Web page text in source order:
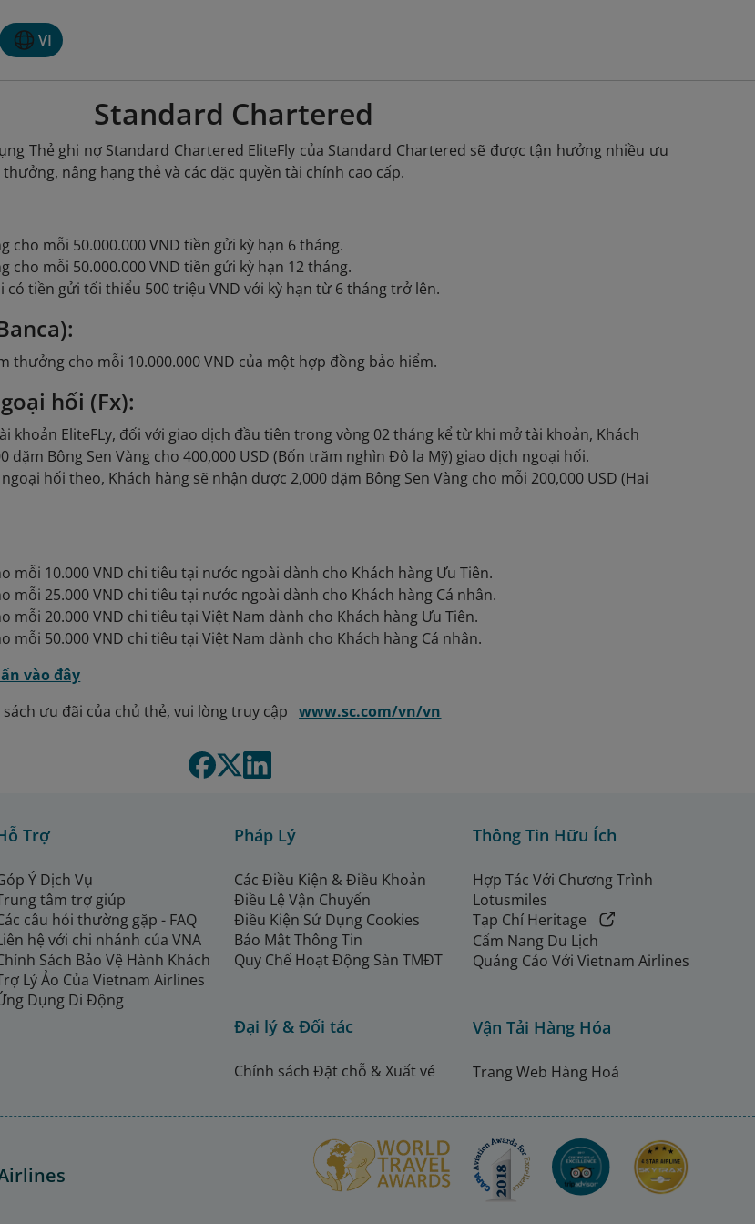
VI
Standard Chartered
Thẻ ghi nợ Standard Chartered EliteFly của Standard Chartered sẽ được tận hưởng nhiều ưu
nâng hạng thẻ và các đặc quyền tài chính cao cấp.
cho mỗi 50.000.000 VND tiền gửi kỳ hạn 6 tháng.
cho mỗi 50.000.000 VND tiền gửi kỳ hạn 12 tháng.
có tiền gửi tối thiểu 500 triệu VND với kỳ hạn từ 6 tháng trở lên.
thưởng cho mỗi 10.000.000 VND của một hợp đồng bảo hiểm.
hối (Fx):
khoản EliteFLy, đối với giao dịch đầu tiên trong vòng 02 tháng kể từ khi mở tài khoản, Khách
dặm Bông Sen Vàng cho 400,000 USD (Bốn trăm nghìn Đô la Mỹ) giao dịch ngoại hối.
hối theo, Khách hàng sẽ nhận được 2,000 dặm Bông Sen Vàng cho mỗi 200,000 USD (Hai
mỗi 10.000 VND chi tiêu tại nước ngoài dành cho Khách hàng Ưu Tiên.
mỗi 25.000 VND chi tiêu tại nước ngoài dành cho Khách hàng Cá nhân.
mỗi 20.000 VND chi tiêu tại Việt Nam dành cho Khách hàng Ưu Tiên.
mỗi 50.000 VND chi tiêu tại Việt Nam dành cho Khách hàng Cá nhân.
vào đây
ưu đãi của chủ thẻ, vui lòng truy cập
www.sc.com/vn/vn
Trợ
Ý Dịch Vụ
tâm trợ giúp
câu hỏi thường gặp - FAQ
hệ với chi nhánh của VNA
Sách Bảo Vệ Hành Khách
Lý Ảo Của Vietnam Airlines
Dụng Di Động
Pháp Lý
Các Điều Kiện & Điều Khoản
Điều Lệ Vận Chuyển
Điều Kiện Sử Dụng Cookies
Bảo Mật Thông Tin
Quy Chế Hoạt Động Sàn TMĐT
Đại lý & Đối tác
Chính sách Đặt chỗ & Xuất vé
Thông Tin Hữu Ích
Hợp Tác Với Chương Trình
Lotusmiles
Tạp Chí Heritage
Cẩm Nang Du Lịch
Quảng Cáo Với Vietnam Airlines
Vận Tải Hàng Hóa
Trang Web Hàng Hoá